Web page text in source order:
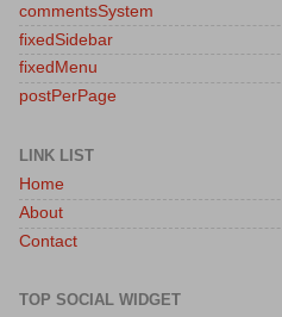
commentsSystem
fixedSidebar
fixedMenu
postPerPage
LINK LIST
Home
About
Contact
TOP SOCIAL WIDGET